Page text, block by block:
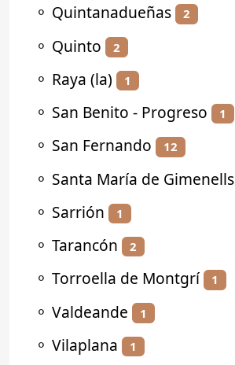
⚬ Quintanadueñas 2
⚬ Quinto 2
⚬ Raya (la) 1
⚬ San Benito - Progreso 1
⚬ San Fernando 12
⚬ Santa María de Gimenells
⚬ Sarrión 1
⚬ Tarancón 2
⚬ Torroella de Montgrí 1
⚬ Valdeande 1
⚬ Vilaplana 1